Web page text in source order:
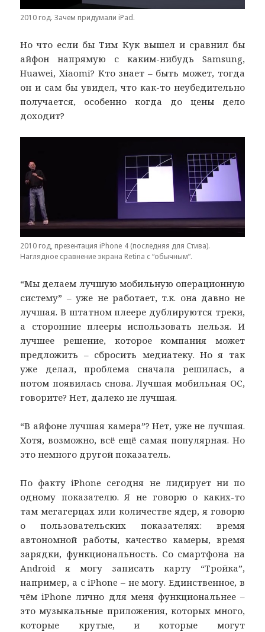
2010 год. Зачем придумали iPad.
Но что если бы Тим Кук вышел и сравнил бы
айфон напрямую с каким-нибудь Samsung,
Huawei, Xiaomi? Кто знает – быть может, тогда
он и сам бы увидел, что как-то неубедительно
получается, особенно когда до цены дело
доходит?
2010 год, презентация iPhone 4 (последняя для Стива).
Наглядное сравнение экрана Retina с “обычным”.
“Мы делаем лучшую мобильную операционную
систему” – уже не работает, т.к. она давно не
лучшая. В штатном плеере дублируются треки,
а сторонние плееры использовать нельзя. И
лучшее решение, которое компания может
предложить – сбросить медиатеку. Но я так
уже делал, проблема сначала решилась, а
потом появилась снова. Лучшая мобильная ОС,
говорите? Нет, далеко не лучшая.
“В айфоне лучшая камера”? Нет, уже не лучшая.
Хотя, возможно, всё ещё самая популярная. Но
это немного другой показатель.
По факту iPhone сегодня не лидирует ни по
одному показателю. Я не говорю о каких-то
там мегагерцах или количестве ядер, я говорю
о пользовательских показателях: время
автономной работы, качество камеры, время
зарядки, функциональность. Со смартфона на
Android я могу записать карту “Тройка”,
например, а с iPhone – не могу. Единственное, в
чём iPhone лично для меня функциональнее –
это музыкальные приложения, которых много,
которые крутые, и которые могут